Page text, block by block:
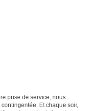
prise de service, nous
Et chaque soir,